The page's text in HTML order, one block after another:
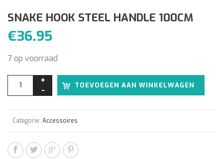
SNAKE HOOK STEEL HANDLE 100CM
€36.95
7 op voorraad
TOEVOEGEN AAN WINKELWAGEN
Categorie: Accessoires